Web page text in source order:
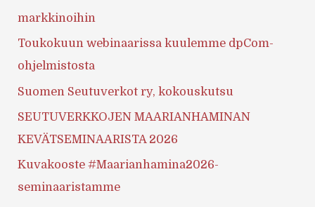
markkinoihin
Toukokuun webinaarissa kuulemme dpCom-
ohjelmistosta
Suomen Seutuverkot ry, kokouskutsu
SEUTUVERKKOJEN MAARIANHAMINAN
KEVÄTSEMINAARISTA 2026
Kuvakooste #Maarianhamina2026-
seminaaristamme